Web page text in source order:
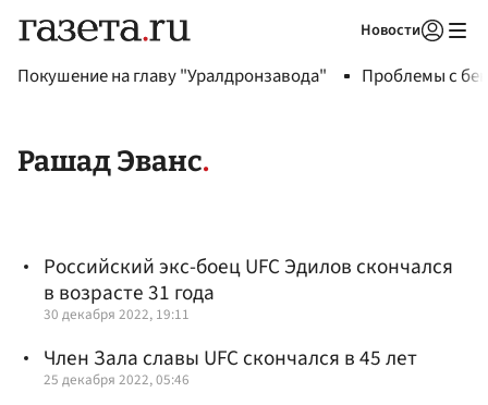
Новости
Покушение на главу "Уралдронзавода" Проблемы с
Рашад Эванс
Российский экс-боец UFC Эдилов скончался
в возрасте 31 года
30 декабря 2022, 19:11
Член Зала славы UFC скончался в 45 лет
25 декабря 2022, 05:46